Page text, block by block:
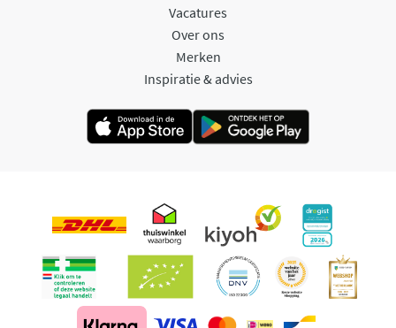
Vacatures
Over ons
Merken
Inspiratie & advies